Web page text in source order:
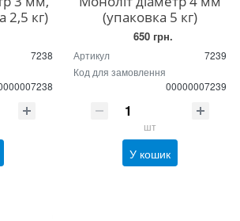
2,5 кг)
7238
(упаковка 5 кг)
650 грн.
Артикул
7239
Код для замовлення
00000007239
шт
У кошик